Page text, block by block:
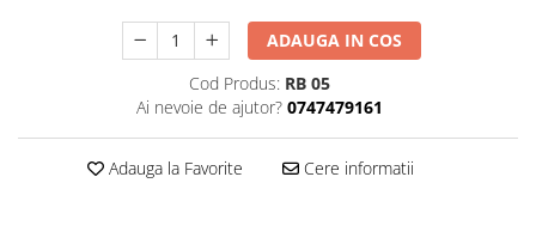
ADAUGA IN COS
Cod Produs: RB 05
Ai nevoie de ajutor? 0747479161
Adauga la Favorite Cere informatii